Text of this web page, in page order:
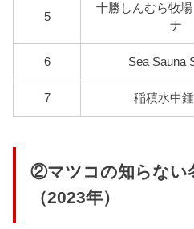
5
十勝しんむら牧
ナ
6 Sea Sauna
7 稲積水中
②マツコの知らない
（2023年）